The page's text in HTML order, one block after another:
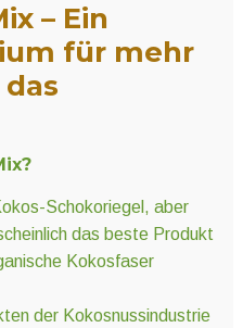
– Ein
für mehr
Schokoriegel, aber
das beste Produkt
Kokosfaser
der Kokosnussindustrie